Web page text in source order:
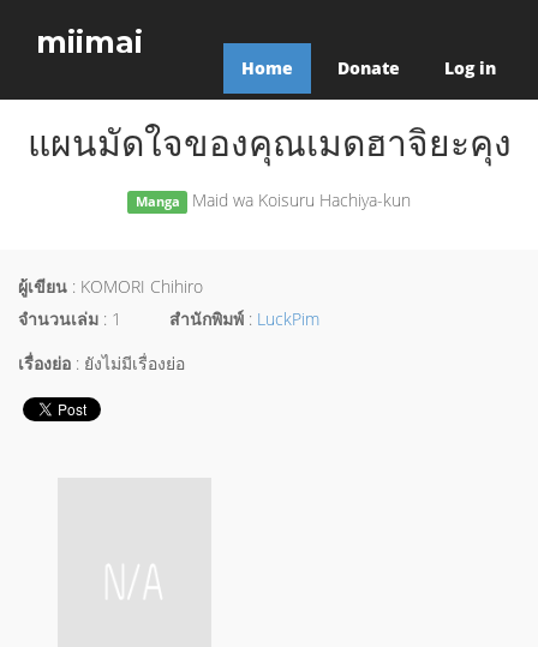
miimai
Home Donate Log in
แผนมัดใจของคุณเมดฮาจิยะคุง
Manga Maid wa Koisuru Hachiya-kun
ผู้เขียน : KOMORI Chihiro
จำนวนเล่ม : 1 สำนักพิมพ์ : LuckPim
เรื่องย่อ : ยังไม่มีเรื่องย่อ